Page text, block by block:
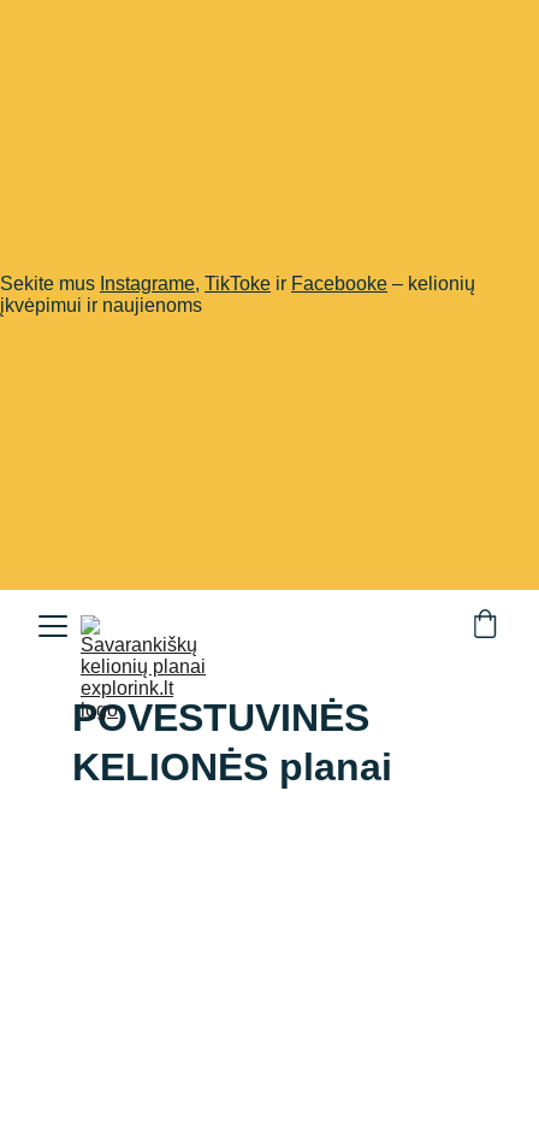
POVESTUVINĖS
KELIONĖS planai
Sekite mus Instagrame, TikToke ir Facebooke – kelionių
įkvėpimui ir naujienoms